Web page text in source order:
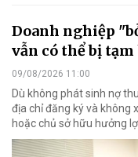
Doanh nghiệp
vẫn có thể bị
09/08/2026 11:00
Dù không phát sinh nợ
địa chỉ đăng ký và không
hoặc chủ sở hữu hưởng